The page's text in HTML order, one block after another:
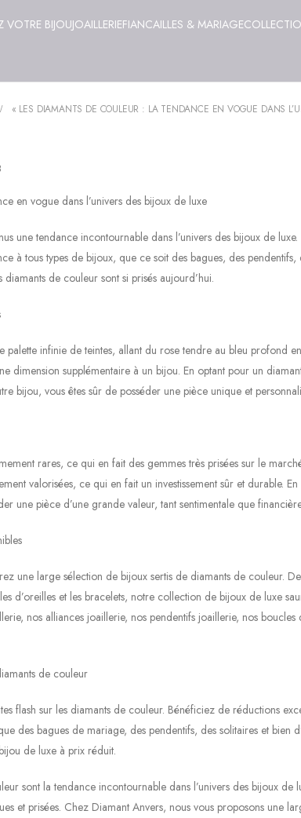
VOTRE BIJOUJOAILLERIEFIANCAILLES & MARIAGE
« LES DIAMANTS DE COULEUR : LA TENDANCE EN VOGUE DANS
en vogue dans l’univers des bijoux de luxe
une tendance incontournable dans l’univers des bijoux de
à tous types de bijoux, que ce soit des bagues, des
de couleur sont si prisés aujourd’hui.
palette infinie de teintes, allant du rose tendre au bleu profond
dimension supplémentaire à un bijou. En optant pour un
bijou, vous êtes sûr de posséder une pièce unique et
rares, ce qui en fait des gemmes très prisées sur le
valorisées, ce qui en fait un investissement sûr et durable.
une pièce d’une grande valeur, tant sentimentale que
une large sélection de bijoux sertis de diamants de couleur.
d’oreilles et les bracelets, notre collection de bijoux de luxe
nos alliances joaillerie, nos pendentifs joaillerie, nos
de couleur
flash sur les diamants de couleur. Bénéficiez de réductions
des bagues de mariage, des pendentifs, des solitaires et bien
de luxe à prix réduit.
sont la tendance incontournable dans l’univers des bijoux de
et prisées. Chez Diamant Anvers, nous vous proposons une